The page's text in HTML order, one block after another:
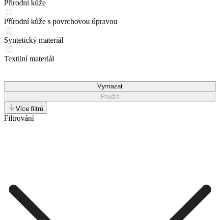
Přírodní kůže
Přírodní kůže s povrchovou úpravou
Syntetický materiál
Textilní materiál
Vymazat
Použít
Více filtrů
Filtrování